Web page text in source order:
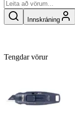
Innskráning
Tengdar vörur